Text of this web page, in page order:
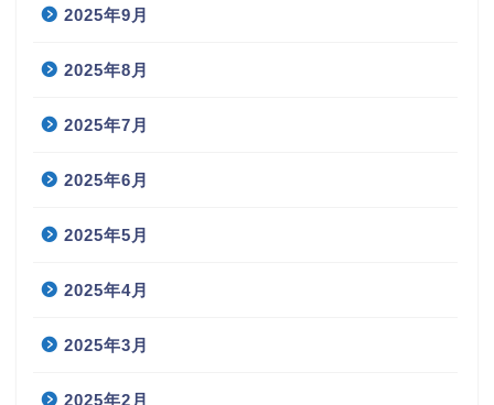
2025年9月
2025年8月
2025年7月
2025年6月
2025年5月
2025年4月
2025年3月
2025年2月